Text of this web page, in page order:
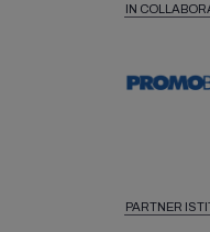
IN
PARTNER